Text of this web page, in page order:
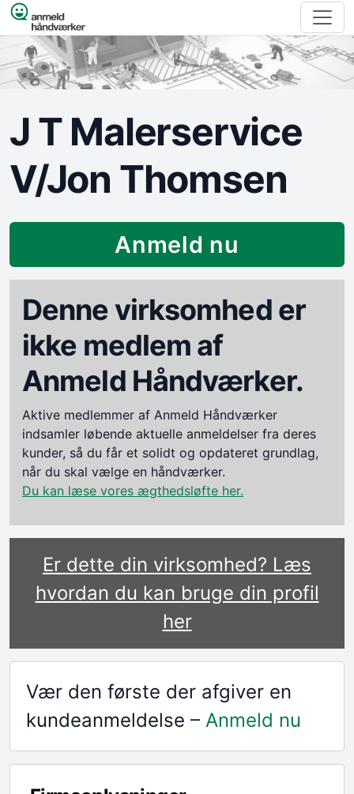
Spring til indhold
J T Malerservice
V/Jon Thomsen
Anmeld nu
Denne virksomhed er
ikke medlem af
Anmeld Håndværker.
Aktive medlemmer af Anmeld Håndværker
indsamler løbende aktuelle anmeldelser fra deres
kunder, så du får et solidt og opdateret grundlag,
når du skal vælge en håndværker.
Du kan læse vores ægthedsløfte her.
Er dette din virksomhed? Læs
hvordan du kan bruge din profil
her
Vær den første der afgiver en
kundeanmeldelse – Anmeld nu